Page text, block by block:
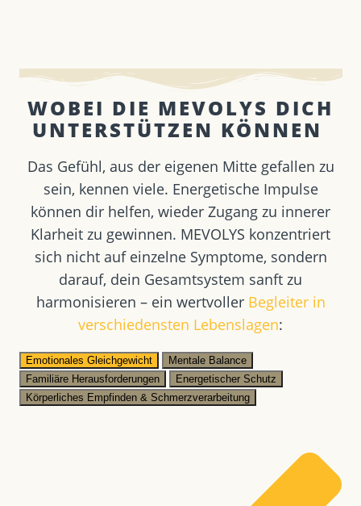
WOBEI DIE MEVOLYS DICH
UNTERSTÜTZEN KÖNNEN ​
Das Gefühl, aus der eigenen Mitte gefallen zu
sein, kennen viele. Energetische Impulse
können dir helfen, wieder Zugang zu innerer
Klarheit zu gewinnen. MEVOLYS konzentriert
sich nicht auf einzelne Symptome, sondern
darauf, dein Gesamtsystem sanft zu
harmonisieren – ein wertvoller Begleiter in
verschiedensten Lebenslagen:
Emotionales Gleichgewicht
Mentale Balance
Familiäre Herausforderungen
Energetischer Schutz
Körperliches Empfinden & Schmerzverarbeitung